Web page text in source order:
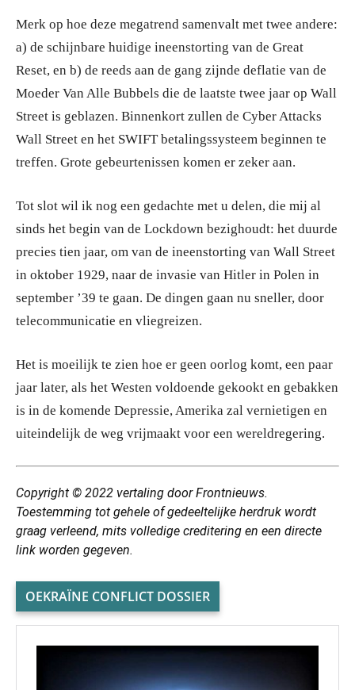
Merk op hoe deze megatrend samenvalt met twee andere:
a) de schijnbare huidige ineenstorting van de Great
Reset, en b) de reeds aan de gang zijnde deflatie van de
Moeder Van Alle Bubbels die de laatste twee jaar op Wall
Street is geblazen. Binnenkort zullen de Cyber Attacks
Wall Street en het SWIFT betalingssysteem beginnen te
treffen. Grote gebeurtenissen komen er zeker aan.
Tot slot wil ik nog een gedachte met u delen, die mij al
sinds het begin van de Lockdown bezighoudt: het duurde
precies tien jaar, om van de ineenstorting van Wall Street
in oktober 1929, naar de invasie van Hitler in Polen in
september ’39 te gaan. De dingen gaan nu sneller, door
telecommunicatie en vliegreizen.
Het is moeilijk te zien hoe er geen oorlog komt, een paar
jaar later, als het Westen voldoende gekookt en gebakken
is in de komende Depressie, Amerika zal vernietigen en
uiteindelijk de weg vrijmaakt voor een wereldregering.
Copyright © 2022 vertaling door Frontnieuws.
Toestemming tot gehele of gedeeltelijke herdruk wordt
graag verleend, mits volledige creditering en een directe
link worden gegeven.
OEKRAÏNE CONFLICT DOSSIER